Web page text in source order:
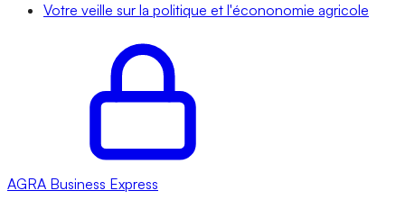
Votre veille sur la politique et l'écononomie agricole
AGRA Business Express